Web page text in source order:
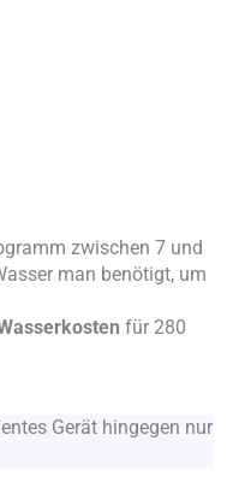
zwischen 7 und
man benötigt, um
für 280
Gerät hingegen nur